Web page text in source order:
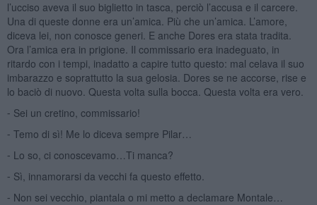
l’ucciso aveva il suo biglietto in tasca, perciò l’accusa e il carcere.
Una di queste donne era un’amica. Più che un’amica. L’amore,
diceva lei, non conosce generi. E anche Dores era stata tradita.
Ora l’amica era in prigione. Il commissario era inadeguato, in
ritardo con i tempi, inadatto a capire tutto questo: mal celava il suo
imbarazzo e soprattutto la sua gelosia. Dores se ne accorse, rise e
lo baciò di nuovo. Questa volta sulla bocca. Questa volta era vero.
⁃ Sei un cretino, commissario!
⁃ Temo di sì! Me lo diceva sempre Pilar…
⁃ Lo so, ci conoscevamo…Ti manca?
⁃ Sì, innamorarsi da vecchi fa questo effetto.
⁃ Non sei vecchio, piantala o mi metto a declamare Montale…